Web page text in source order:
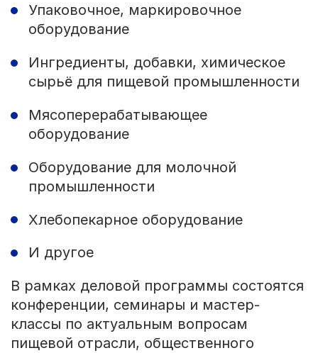
Упаковочное, маркировочное
оборудование
Ингредиенты, добавки, химическое
сырьё для пищевой промышленности
Мясоперерабатывающее
оборудование
Оборудование для молочной
промышленности
Хлебопекарное оборудование
И другое
В рамках деловой программы состоятся
конференции, семинары и мастер-
классы по актуальным вопросам
пищевой отрасли, общественного